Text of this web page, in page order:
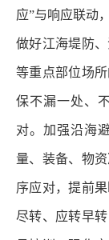
应”与响应联动
做好江海堤防
等重点部位场
保不漏一处、
对。加强沿海
量、装备、物
序应对，提前
尽转、应转早